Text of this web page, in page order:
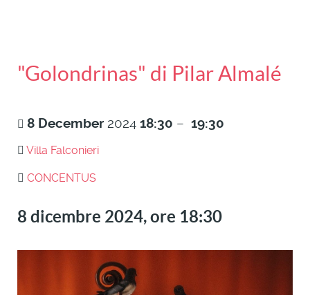
"Golondrinas" di Pilar Almalé
8 December 2024 18:30 – 19:30
Villa Falconieri
CONCENTUS
8 dicembre 2024, ore 18:30